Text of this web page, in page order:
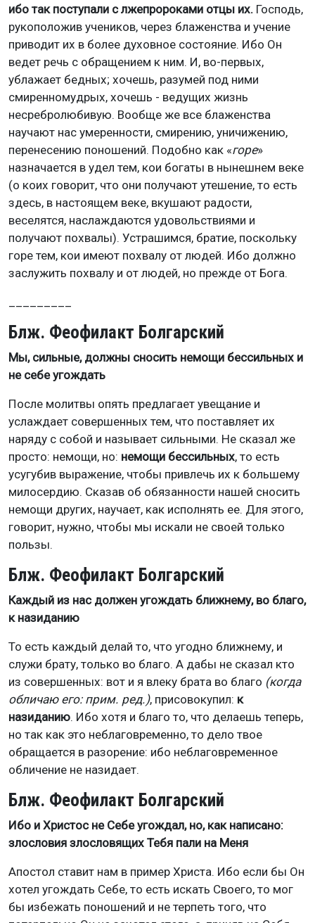
ибо так поступали с лжепророками отцы их. Господь,
рукоположив учеников, через блаженства и учение
приводит их в более духовное состояние. Ибо Он
ведет речь с обращением к ним. И, во-первых,
ублажает бедных; хочешь, разумей под ними
смиренномудрых, хочешь - ведущих жизнь
несребролюбивую. Вообще же все блаженства
научают нас умеренности, смирению, уничижению,
перенесению поношений. Подобно как «горе»
назначается в удел тем, кои богаты в нынешнем веке
(о коих говорит, что они получают утешение, то есть
здесь, в настоящем веке, вкушают радости,
веселятся, наслаждаются удовольствиями и
получают похвалы). Устрашимся, братие, поскольку
горе тем, кои имеют похвалу от людей. Ибо должно
заслужить похвалу и от людей, но прежде от Бога.
Блж. Феофилакт Болгарский
Мы, сильные, должны сносить немощи бессильных и
не себе угождать
После молитвы опять предлагает увещание и
услаждает совершенных тем, что поставляет их
наряду с собой и называет сильными. Не сказал же
просто: немощи, но: немощи бессильных, то есть
усугубив выражение, чтобы привлечь их к большему
милосердию. Сказав об обязанности нашей сносить
немощи других, научает, как исполнять ее. Для этого,
говорит, нужно, чтобы мы искали не своей только
пользы.
Блж. Феофилакт Болгарский
Каждый из нас должен угождать ближнему, во благо,
к назиданию
То есть каждый делай то, что угодно ближнему, и
служи брату, только во благо. А дабы не сказал кто
из совершенных: вот и я влеку брата во благо (когда
обличаю его: прим. ред.), присовокупил: к
назиданию. Ибо хотя и благо то, что делаешь теперь,
но так как это неблаговременно, то дело твое
обращается в разорение: ибо неблаговременное
обличение не назидает.
Блж. Феофилакт Болгарский
Ибо и Христос не Себе угождал, но, как написано:
злословия злословящих Тебя пали на Меня
Апостол ставит нам в пример Христа. Ибо если бы Он
хотел угождать Себе, то есть искать Своего, то мог
бы избежать поношений и не терпеть того, что